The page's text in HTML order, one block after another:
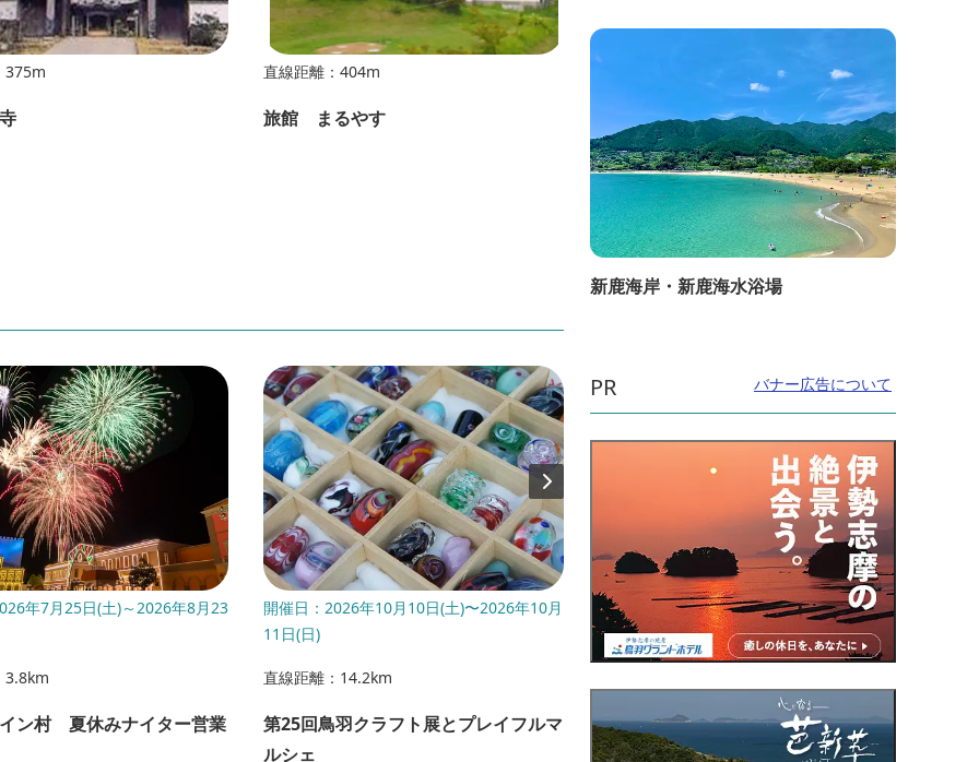
375m 直線距離：404m
旅館 まるやす 旅館富久潮
年7月25日(土)～2026年8月23
3.8km
ン村 夏休みナイター営業
開催日：2026年10月10日(土)〜2026年10月
11日(日)
直線距離：14.2km
第25回鳥羽クラフト展とプレイフルマ
ルシェ
開催日：毎年6月下旬～8月下旬
直線距離：15.1km
金剛證寺のスイレン【花】
新鹿海岸・新鹿海水浴場
PR バナー広告について